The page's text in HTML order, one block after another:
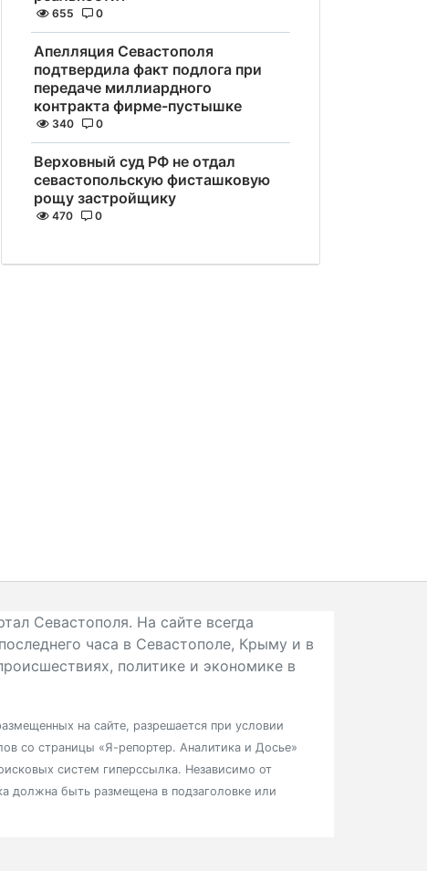
655 0
Апелляция Севастополя
подтвердила факт подлога при
передаче миллиардного
контракта фирме-пустышке
340 0
Верховный суд РФ не отдал
севастопольскую фисташковую
рощу застройщику
470 0
Севастополя. На сайте всегда
часа в Севастополе, Крыму и в
политике и экономике в
на сайте, разрешается при условии
со страницы «Я-репортер. Аналитика и Досье»
систем гиперссылка. Независимо от
должна быть размещена в подзаголовке или